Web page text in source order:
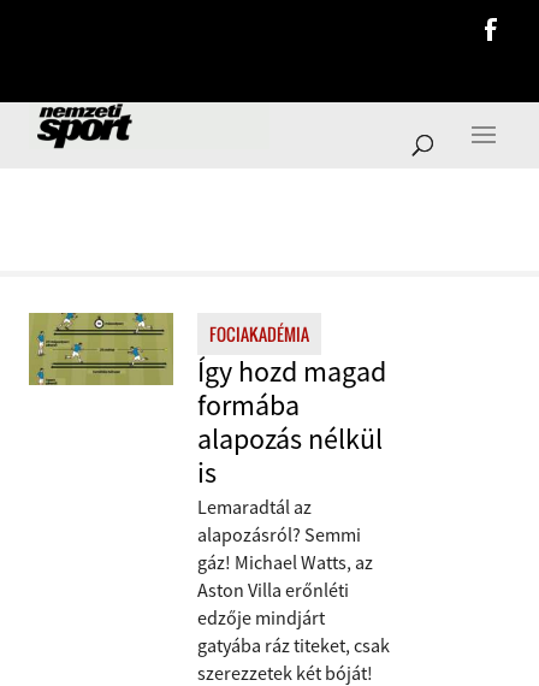
FOCIAKADÉMIA
Így hozd magad
formába
alapozás nélkül
is
Lemaradtál az
alapozásról? Semmi
gáz! Michael Watts, az
Aston Villa erőnléti
edzője mindjárt
gatyába ráz titeket, csak
szerezzetek két bóját!